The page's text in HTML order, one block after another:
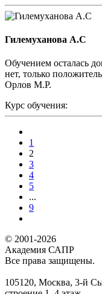
Гилемуханова А.С
Обучением осталась
нет, только
Орлов М.Р.
Курс обучения:
1
2
3
4
5
...
9
© 2001-2026
Академия САПР
Все права защищены.
105120, Москва, 3-й